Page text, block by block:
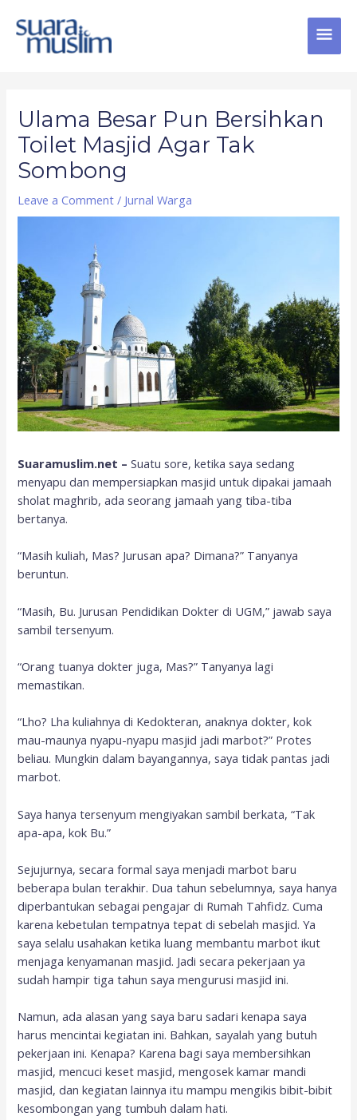
content
Ulama Besar Pun Bersihkan
Toilet Masjid Agar Tak
Sombong
Leave a Comment / Jurnal Warga
Suaramuslim.net –Suatu sore, ketika saya sedang
menyapu dan mempersiapkan masjid untuk dipakai jamaah
sholat maghrib, ada seorang jamaah yang tiba-tiba
bertanya.
“Masih kuliah, Mas? Jurusan apa? Dimana?” Tanyanya
beruntun.
“Masih, Bu. Jurusan Pendidikan Dokter di UGM,” jawab saya
sambil tersenyum.
“Orang tuanya dokter juga, Mas?” Tanyanya lagi
memastikan.
“Lho? Lha kuliahnya di Kedokteran, anaknya dokter, kok
mau-maunya nyapu-nyapu masjid jadi marbot?” Protes
beliau. Mungkin dalam bayangannya, saya tidak pantas jadi
marbot.
Saya hanya tersenyum mengiyakan sambil berkata, “Tak
apa-apa, kok Bu.”
Sejujurnya, secara formal saya menjadi marbot baru
beberapa bulan terakhir. Dua tahun sebelumnya, saya hanya
diperbantukan sebagai pengajar di Rumah Tahfidz. Cuma
karena kebetulan tempatnya tepat di sebelah masjid. Ya
saya selalu usahakan ketika luang membantu marbot ikut
menjaga kenyamanan masjid. Jadi secara pekerjaan ya
sudah hampir tiga tahun saya mengurusi masjid ini.
Namun, ada alasan yang saya baru sadari kenapa saya
harus mencintai kegiatan ini. Bahkan, sayalah yang butuh
pekerjaan ini. Kenapa? Karena bagi saya membersihkan
masjid, mencuci keset masjid, mengosek kamar mandi
masjid, dan kegiatan lainnya itu mampu mengikis bibit-bibit
kesombongan yang tumbuh dalam hati.